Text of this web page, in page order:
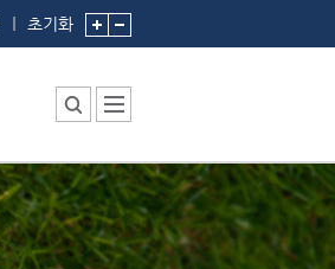
초기화